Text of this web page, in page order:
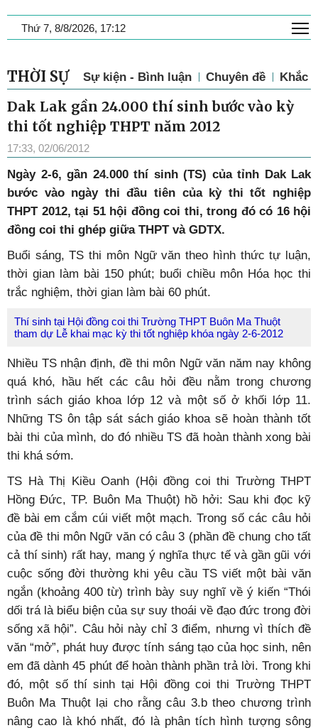
Thứ 7, 8/8/2026, 17:12
THỜI SỰ Sự kiện - Bình luận Chuyên đề Khắc
Dak Lak gần 24.000 thí sinh bước vào kỳ
thi tốt nghiệp THPT năm 2012
17:33, 02/06/2012
Ngày 2-6, gần 24.000 thí sinh (TS) của tỉnh Dak Lak
bước vào ngày thi đầu tiên của kỳ thi tốt nghiệp
THPT 2012, tại 51 hội đồng coi thi, trong đó có 16 hội
đồng coi thi ghép giữa THPT và GDTX.
Buổi sáng, TS thi môn Ngữ văn theo hình thức tự luận,
thời gian làm bài 150 phút; buổi chiều môn Hóa học thi
trắc nghiệm, thời gian làm bài 60 phút.
Thí sinh tại Hội đồng coi thi Trường THPT Buôn Ma Thuột
tham dự Lễ khai mạc kỳ thi tốt nghiệp khóa ngày 2-6-2012
Nhiều TS nhận định, đề thi môn Ngữ văn năm nay không
quá khó, hầu hết các câu hỏi đều nằm trong chương
trình sách giáo khoa lớp 12 và một số ở khối lớp 11.
Những TS ôn tập sát sách giáo khoa sẽ hoàn thành tốt
bài thi của mình, do đó nhiều TS đã hoàn thành xong bài
thi khá sớm.
TS Hà Thị Kiều Oanh (Hội đồng coi thi Trường THPT
Hồng Đức, TP. Buôn Ma Thuột) hồ hởi: Sau khi đọc kỹ
đề bài em cắm cúi viết một mạch. Trong số các câu hỏi
của đề thi môn Ngữ văn có câu 3 (phần đề chung cho tất
cả thí sinh) rất hay, mang ý nghĩa thực tế và gần gũi với
cuộc sống đời thường khi yêu cầu TS viết một bài văn
ngắn (khoảng 400 từ) trình bày suy nghĩ về ý kiến “Thói
dối trá là biểu biện của sự suy thoái về đạo đức trong đời
sống xã hội”. Câu hỏi này chỉ 3 điểm, nhưng vì thích đề
văn “mở”, phát huy được tính sáng tạo của học sinh, nên
em đã dành 45 phút để hoàn thành phần trả lời. Trong khi
đó, một số thí sinh tại Hội đồng coi thi Trường THPT
Buôn Ma Thuột lại cho rằng câu 3.b theo chương trình
nâng cao là khó nhất, đó là phân tích hình tượng sông